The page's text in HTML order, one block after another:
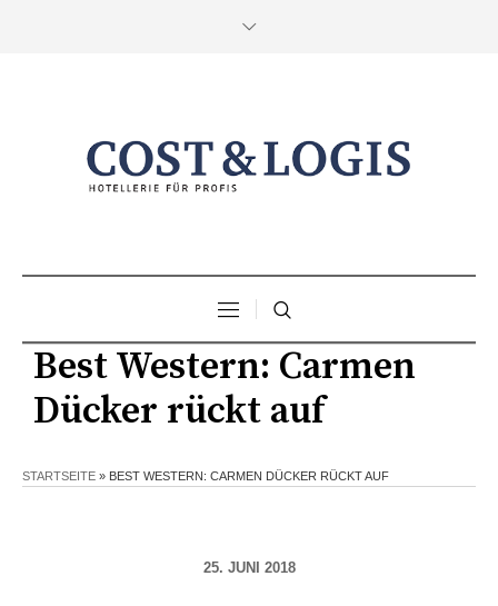
Best Western: Carmen
Dücker rückt auf
STARTSEITE » BEST WESTERN: CARMEN DÜCKER RÜCKT AUF
25. JUNI 2018